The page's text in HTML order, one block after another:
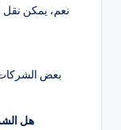
نعم، يمكن
بعض الشركات
25. هل